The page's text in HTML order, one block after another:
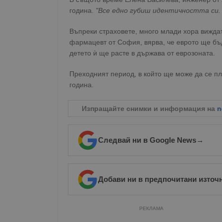
година. "Все едно губиш идентичността
Въпреки страховете, много млади хора
фармацевт от София, вярва, че еврото ще
детето ѝ ще расте в държава от еврозоната.
Преходният период, в който ще може да се
година.
Изпращайте снимки и информация на
Следвай ни в Google News→
Добави ни в предпочитани
РЕКЛАМА
Име
ASP.NET_SessionId